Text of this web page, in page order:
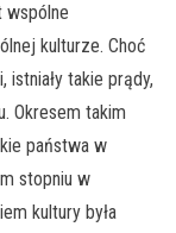
wspólne
kulturze. Choć
istniały takie prądy,
Okresem takim
państwa w
stopniu w
kultury była